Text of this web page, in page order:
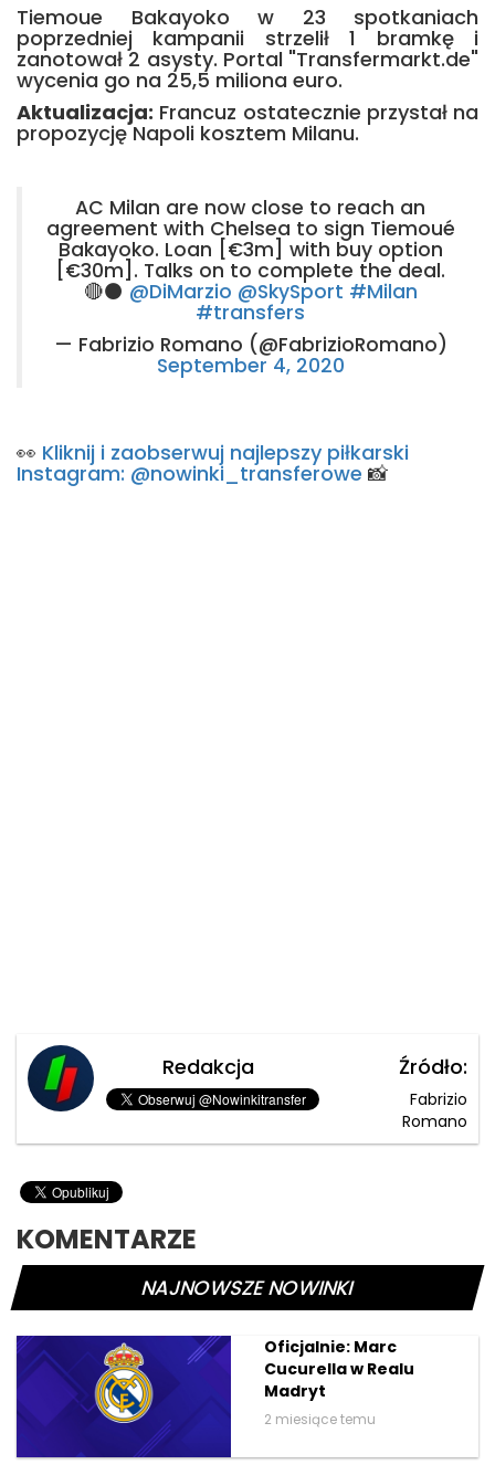
Tiemoue Bakayoko w 23 spotkaniach
poprzedniej kampanii strzelił 1 bramkę i
zanotował 2 asysty. Portal "Transfermarkt.de"
wycenia go na 25,5 miliona euro.
Aktualizacja: Francuz ostatecznie przystał na
propozycję Napoli kosztem Milanu.
AC Milan are now close to reach an
agreement with Chelsea to sign Tiemoué
Bakayoko. Loan [€3m] with buy option
[€30m]. Talks on to complete the deal.
🔴⚫️ @DiMarzio @SkySport #Milan
#transfers
— Fabrizio Romano (@FabrizioRomano)
September 4, 2020
👀 Kliknij i zaobserwuj najlepszy piłkarski
Instagram: @nowinki_transferowe 📸
Redakcja Źródło:
Fabrizio
Romano
KOMENTARZE
NAJNOWSZE NOWINKI
Oficjalnie: Marc
Cucurella w Realu
Madryt
2 miesiące temu